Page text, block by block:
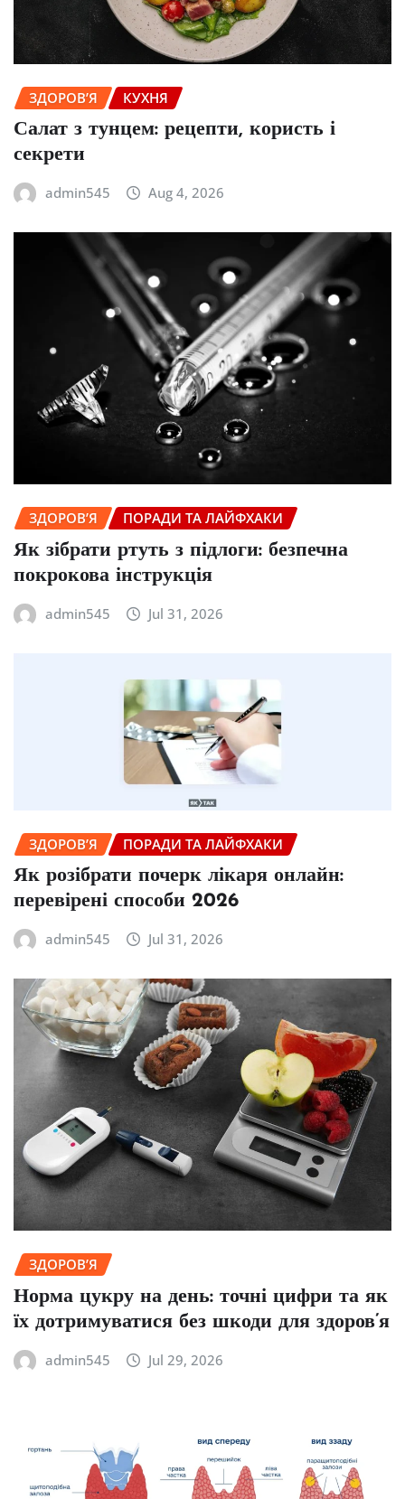
ЗДОРОВ’Я КУХНЯ
Салат з тунцем: рецепти, користь і
секрети
admin545 Aug 4, 2026
ЗДОРОВ’Я ПОРАДИ ТА ЛАЙФХАКИ
Як зібрати ртуть з підлоги: безпечна
покрокова інструкція
admin545 Jul 31, 2026
ЗДОРОВ’Я ПОРАДИ ТА ЛАЙФХАКИ
Як розібрати почерк лікаря онлайн:
перевірені способи 2026
admin545 Jul 31, 2026
ЗДОРОВ’Я
Норма цукру на день: точні цифри та як
їх дотримуватися без шкоди для здоров’я
admin545 Jul 29, 2026